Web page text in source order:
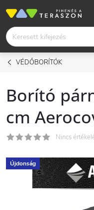
tartalomhoz
VÉDŐBORÍTÓK
Borító
cm
Nincs
Újdonság